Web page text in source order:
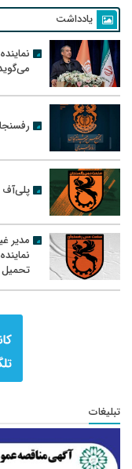
یادداشت
پلی‌آف
تحمیل
تبلیغات